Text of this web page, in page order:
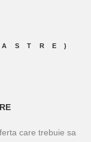
care trebuie sa